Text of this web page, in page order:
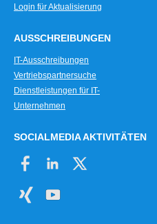
Login für Aktualisierung
AUSSCHREIBUNGEN
IT-Ausschreibungen
Vertriebspartnersuche
Dienstleistungen für IT-
Unternehmen
SOCIALMEDIA AKTIVITÄTEN